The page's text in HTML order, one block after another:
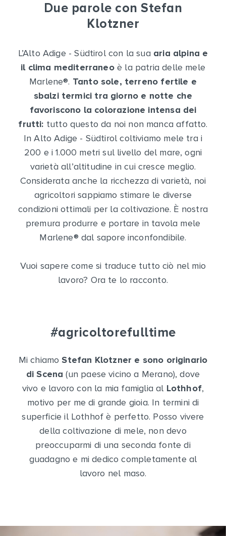
Due parole con Stefan
Klotzner
L’Alto Adige - Südtirol con la sua aria alpina e
il clima mediterraneoè la patria delle mele
Marlene®. Tanto sole, terreno fertile e
sbalzi termici tra giorno e notte che
favoriscono la colorazione intensa dei
frutti: tutto questo da noi non manca affatto.
In Alto Adige - Südtirol coltiviamo mele tra i
200 e i 1.000 metri sul livello del mare, ogni
varietà all’altitudine in cui cresce meglio.
Considerata anche la ricchezza di varietà, noi
agricoltori sappiamo stimare le diverse
condizioni ottimali per la coltivazione. È nostra
premura produrre e portare in tavola mele
Marlene® dal sapore inconfondibile.
Vuoi sapere come si traduce tutto ciò nel mio
lavoro? Ora te lo racconto.
#agricoltorefulltime
Mi chiamoStefan Klotzner e sono originario
di Scena (un paese vicino a Merano), dove
vivo e lavoro con la mia famiglia al Lothhof,
motivo per me di grande gioia. In termini di
superficie il Lothhof è perfetto. Posso vivere
della coltivazione di mele, non devo
preoccuparmi di una seconda fonte di
guadagno e mi dedico completamente al
lavoro nel maso.